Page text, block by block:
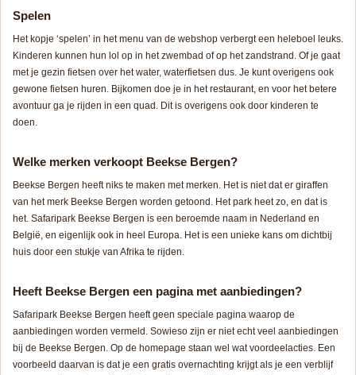
Spelen
Het kopje ‘spelen’ in het menu van de webshop verbergt een heleboel leuks.
Kinderen kunnen hun lol op in het zwembad of op het zandstrand. Of je gaat
met je gezin fietsen over het water, waterfietsen dus. Je kunt overigens ook
gewone fietsen huren. Bijkomen doe je in het restaurant, en voor het betere
avontuur ga je rijden in een quad. Dit is overigens ook door kinderen te
doen.
Welke merken verkoopt Beekse Bergen?
Beekse Bergen heeft niks te maken met merken. Het is niet dat er giraffen
van het merk Beekse Bergen worden getoond. Het park heet zo, en dat is
het. Safaripark Beekse Bergen is een beroemde naam in Nederland en
België, en eigenlijk ook in heel Europa. Het is een unieke kans om dichtbij
huis door een stukje van Afrika te rijden.
Heeft Beekse Bergen een pagina met aanbiedingen?
Safaripark Beekse Bergen heeft geen speciale pagina waarop de
aanbiedingen worden vermeld. Sowieso zijn er niet echt veel aanbiedingen
bij de Beekse Bergen. Op de homepage staan wel wat voordeelacties. Een
voorbeeld daarvan is dat je een gratis overnachting krijgt als je een verblijf